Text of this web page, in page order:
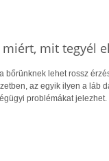
mit tegyél
bőrünknek lehet rossz
az egyik ilyen a láb
problémákat jelezhet.